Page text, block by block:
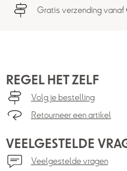
Gratis verzending
REGEL HET ZELF
Volg je bestelling
Retourneer een artikel
VEELGESTELDE
Veelgestelde vragen